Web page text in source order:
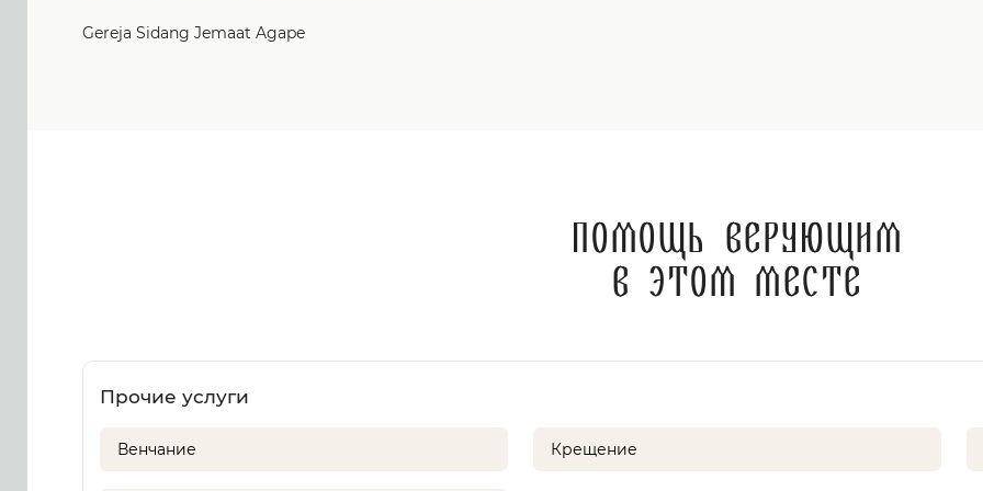
Gereja Sidang Jemaat Agape
Помощь верующим
в этом месте
Прочие услуги
Венчание Крещение